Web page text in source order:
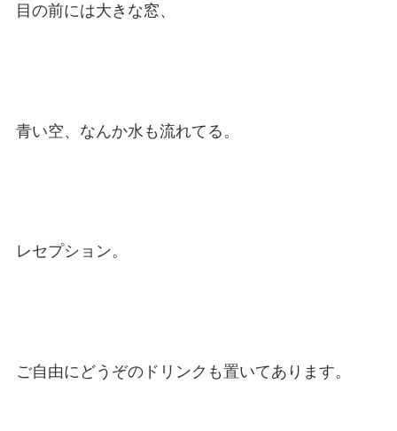
目の前には大きな窓、
青い空、なんか水も流れてる。
レセプション。
ご自由にどうぞのドリンクも置いてあります。